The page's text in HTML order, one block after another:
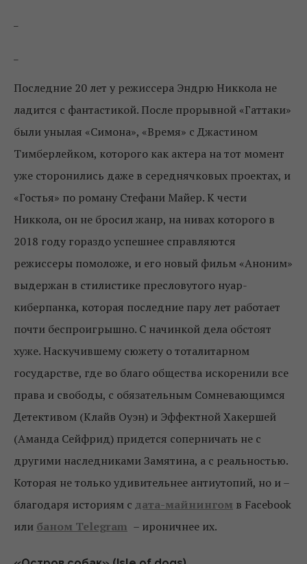
Последние 20 лет у режиссера Эндрю Никкола не
ладится с фантастикой. После прорывной «Гаттаки»
были унылая «Симона», «Время» с Джастином
Тимберлейком, которого как актера на тот момент
уже сторонились даже в середнячковых проектах, и
«Гостья» по роману Стефани Майер. К чести
Никкола, он не бросил жанр, на нивах которого в
2018 году гораздо успешнее справляются
режиссеры помоложе, и его новый фильм «Аноним»
выдержан в стилистике пресловутого нуар-
киберпанка, которая последние пару лет работает
почти беспроигрышно. С начинкой дела обстоят
хуже. Наскучившему сюжету о тоталитарном
государстве, где во благо общества искоренили все
права и свободы, с обязательным Сомневающимся
Детективом (Клайв Оуэн) и Эффектной Хакершей
(Аманда Сейфрид) придется соперничать не с
другими наследниками Замятина, а с реальностью.
Которая не только удивительнее антиутопий, но и –
благодаря историям с дата-майнингом в Facebook
или баном Telegram – ироничнее их.